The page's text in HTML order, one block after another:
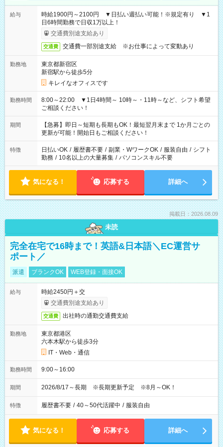
給与
時給1900円～2100円 ▼日払い週払い可能！※規定有り ▼1
日6時間勤務で日収1万以上！
交通費別途支給あり
交通費 交通費一部別途支給 ※お仕事によって変動あり
勤務地
東京都新宿区
新宿駅から徒歩5分
キレイなオフィスです
勤務時間
8:00～22:00 ▼1日4時間～ 10時～・11時～など、シフト希望
ご相談ください！
期間
【急募】即日～短期も長期もOK！最短翌月末まで 1か月ごとの
更新が可能！開始日もご相談ください！
特徴 日払いOK / 履歴書不要 / 副業・WワークOK / 服装自由 / シフト
勤務 / 10名以上の大量募集 / パソコンスキル不要
気になる！ 応募する 詳細へ
掲載日：2026.08.09
未読
完全在宅で16時まで！英語&日本語＼EC運営サ
ポート／
派遣 ブランクOK WEB登録・面接OK
給与
時給2450円＋交
交通費別途支給あり
交通費 出社時の通勤交通費支給
勤務地
東京都港区
六本木駅から徒歩3分
IT・Web・通信
勤務時間 9:00～16:00
期間 2026/8/17～長期 ※長期更新予定 ※8月～OK！
特徴 履歴書不要 / 40～50代活躍中 / 服装自由
気になる！ 応募する 詳細へ